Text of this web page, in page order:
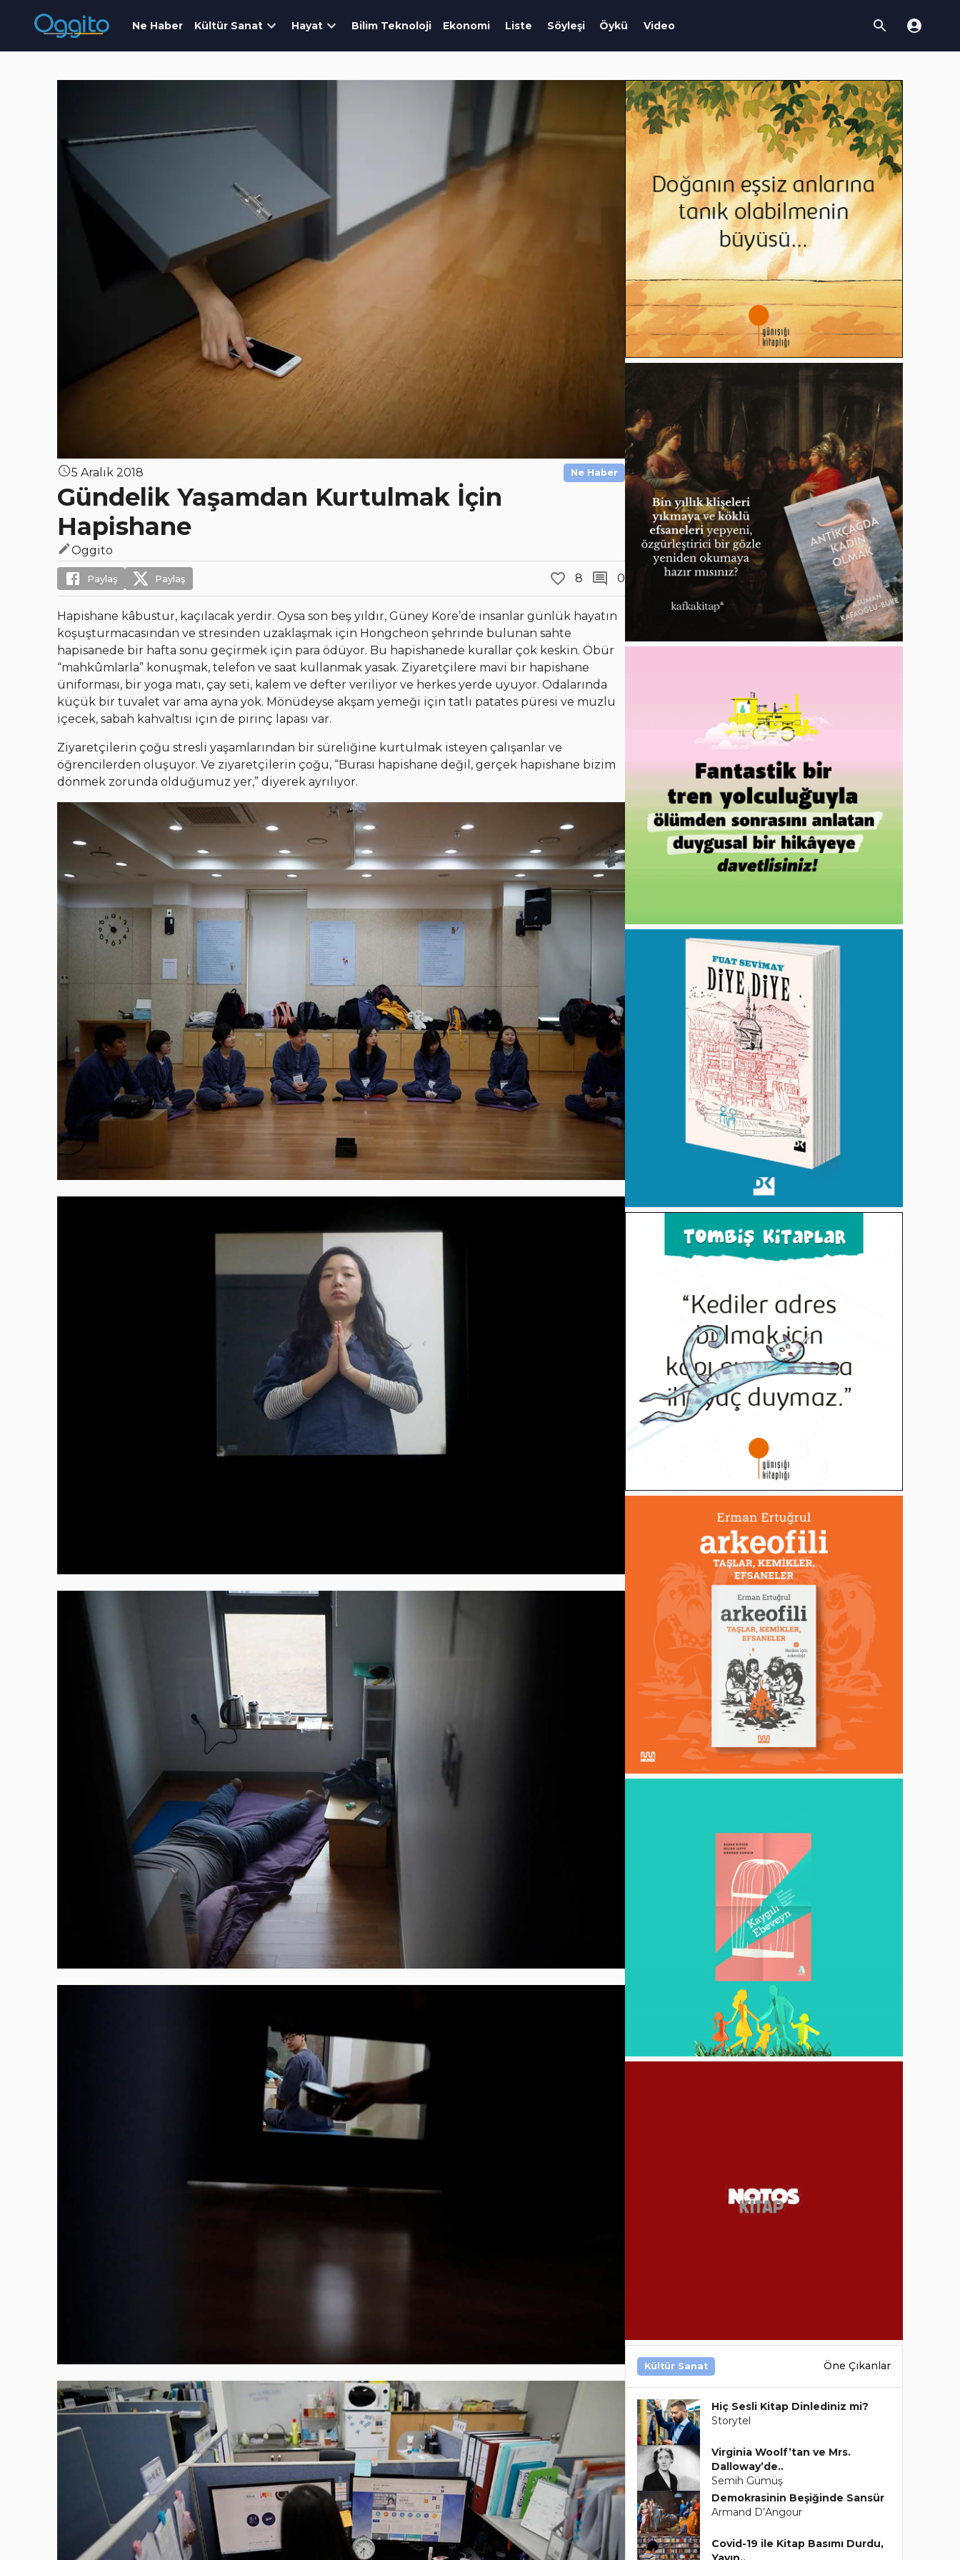
Ne Haber Kültür Sanat Hayat Bilim Teknoloji Ekonomi Liste Söyleşi Öykü Video
5 Aralık 2018 Ne Haber
Gündelik Yaşamdan Kurtulmak İçin
Hapishane
Oggito
Paylaş Paylaş 8 0
Hapishane kâbustur, kaçılacak yerdir. Oysa son beş yıldır, Güney Kore’de insanlar günlük hayatın
koşuşturmacasından ve stresinden uzaklaşmak için Hongcheon şehrinde bulunan sahte
hapisanede bir hafta sonu geçirmek için para ödüyor. Bu hapishanede kurallar çok keskin. Öbür
“mahkûmlarla” konuşmak, telefon ve saat kullanmak yasak. Ziyaretçilere mavi bir hapishane
üniforması, bir yoga matı, çay seti, kalem ve defter veriliyor ve herkes yerde uyuyor. Odalarında
küçük bir tuvalet var ama ayna yok. Mönüdeyse akşam yemeği için tatlı patates püresi ve muzlu
içecek, sabah kahvaltısı için de pirinç lapası var.
Ziyaretçilerin çoğu stresli yaşamlarından bir süreliğine kurtulmak isteyen çalışanlar ve
öğrencilerden oluşuyor. Ve ziyaretçilerin çoğu, “Burası hapishane değil, gerçek hapishane bizim
dönmek zorunda olduğumuz yer,” diyerek ayrılıyor.
Kültür Sanat Öne Çıkanlar
Hiç Sesli Kitap Dinlediniz mi?
Storytel
Virginia Woolf’tan ve Mrs.
Dalloway’de..
Semih Gümüş
Demokrasinin Beşiğinde Sansür
Armand D’Angour
Covid-19 ile Kitap Basımı Durdu,